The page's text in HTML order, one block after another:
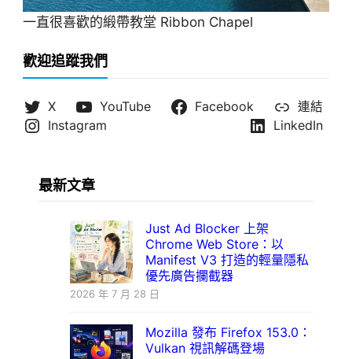
一直很喜歡的緞帶教堂 Ribbon Chapel
歡迎追蹤我們
X YouTube Facebook
連結
Instagram
LinkedIn
最新文章
Just Ad Blocker 上架
Chrome Web Store：以
Manifest V3 打造的輕量隱私
優先廣告攔截器
2026 年 7 月 28 日
Mozilla 發布 Firefox 153.0：
Vulkan 視訊解碼登場